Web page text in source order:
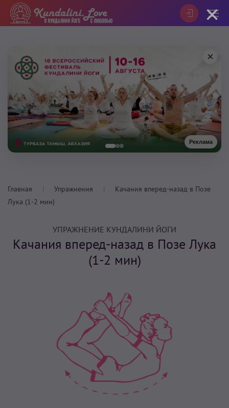
Реклама
×
Главная Упражнения
Качания вперед-назад в Позе
Лука (1-2 мин)
УПРАЖНЕНИЕ КУНДАЛИНИ ЙОГИ
Качания вперед-назад в Позе Лука
(1-2 мин)
×